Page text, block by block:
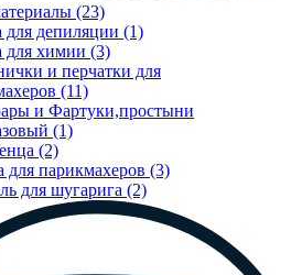
(23)
для депиляции (1)
для химии (3)
и перчатки для
(11)
и Фартуки,простыни
(1)
(2)
для парикмахеров (3)
для шугарига (2)